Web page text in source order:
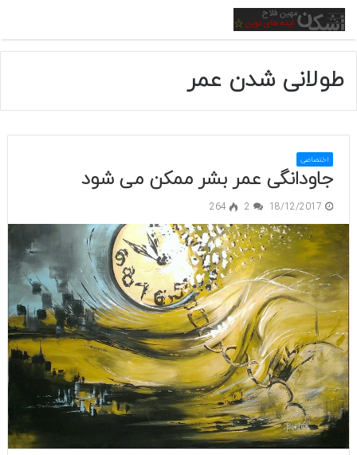
منو
طولانی شدن عمر
اختصاصی
جاودانگی عمر بشر ممکن می شود
18/12/2017
2
264